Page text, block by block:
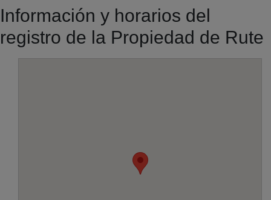
Información y horarios del
registro de la Propiedad de Rute